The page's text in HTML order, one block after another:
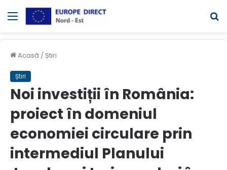
Meniul
Acasă / Știri
Știri
Noi investiții în România:
proiect în domeniul
economiei circulare prin
intermediul Planului